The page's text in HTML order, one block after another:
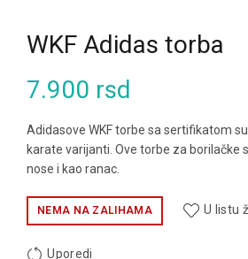
WKF Adidas torba
7.900 rsd
Adidasove WKF torbe sa sertifikatom
karate varijanti. Ove torbe za borilačke
nose i kao ranac.
NEMA NA ZALIHAMA U listu
Uporedi